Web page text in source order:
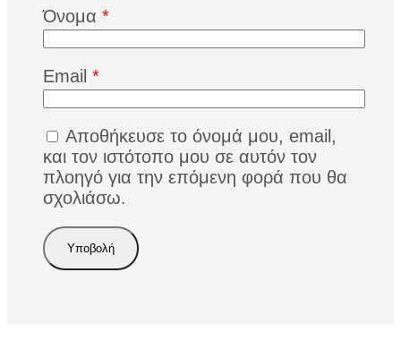
Όνομα *
Email *
Αποθήκευσε το όνομά μου, email,
και τον ιστότοπο μου σε αυτόν τον
πλοηγό για την επόμενη φορά που θα
σχολιάσω.